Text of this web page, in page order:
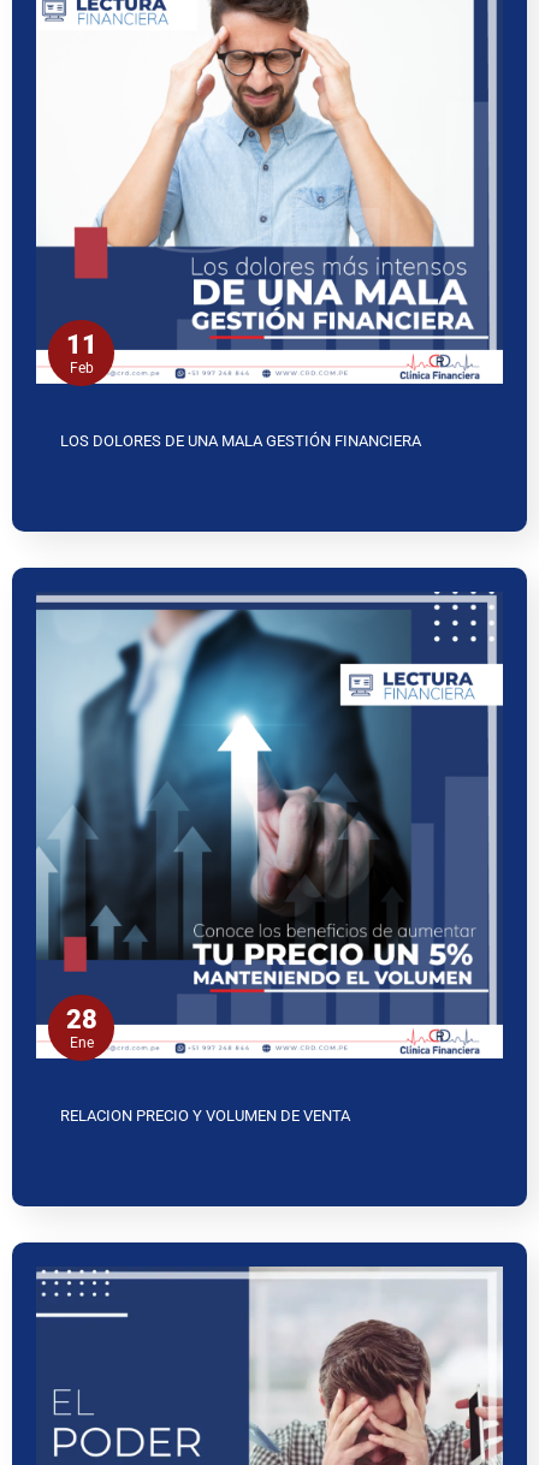
11
Feb
LOS DOLORES DE UNA MALA GESTIÓN FINANCIERA
28
Ene
RELACION PRECIO Y VOLUMEN DE VENTA